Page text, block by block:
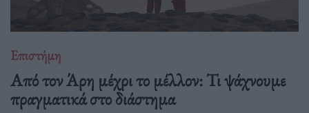
Επιστήμη
Από τον Άρη μέχρι το μέλλον: Τι ψάχνουμε
πραγματικά στο διάστημα